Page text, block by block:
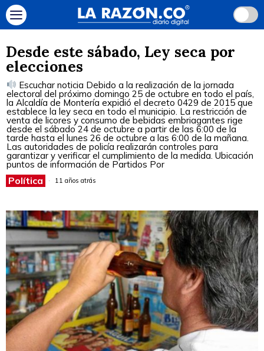
Desde este sábado, Ley seca por
elecciones
Escuchar noticia Debido a la realización de la jornada
electoral del próximo domingo 25 de octubre en todo el país,
la Alcaldía de Montería expidió el decreto 0429 de 2015 que
establece la ley seca en todo el municipio. La restricción de
venta de licores y consumo de bebidas embriagantes rige
desde el sábado 24 de octubre a partir de las 6:00 de la
tarde hasta el lunes 26 de octubre a las 6:00 de la mañana.
Las autoridades de policía realizarán controles para
garantizar y verificar el cumplimiento de la medida. Ubicación
puntos de información de Partidos Por
Política 11 años atrás